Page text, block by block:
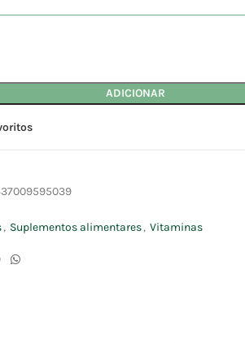
ADICIONAR
, Suplementos alimentares, Vitaminas